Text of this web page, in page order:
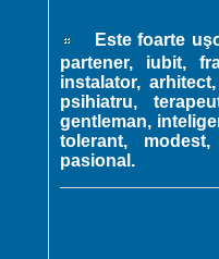
Este foarte
partener, iubit,
instalator,
psihiatru,
gentleman,
tolerant,
pasional.